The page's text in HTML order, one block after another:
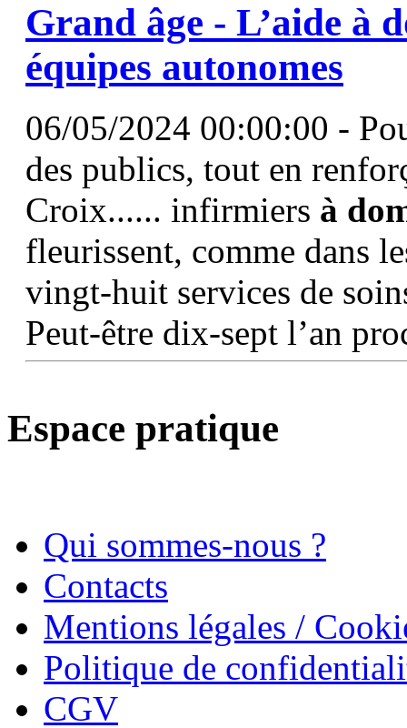
Grand âge - L’aide à
équipes autonomes
06/05/2024 00:00:00 -
des publics, tout en
Croix...... infirmiers à
fleurissent, comme dans
vingt-huit services de
Peut-être dix-sept l’an
Espace pratique
Qui sommes-nous ?
Contacts
Mentions légales /
Politique de
CGV